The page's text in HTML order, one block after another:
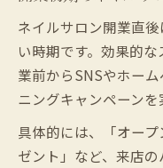
ネイルサロン開業直
い時期です。効果的
業前からSNSやホー
ニングキャンペーンを
具体的には、「オー
ゼント」など、来店